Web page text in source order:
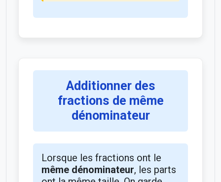
Additionner des
fractions de même
dénominateur
Lorsque les fractions ont le
même dénominateur, les parts